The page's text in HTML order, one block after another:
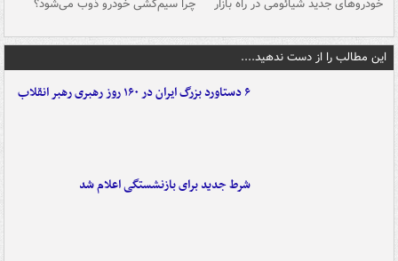
خودروهای جدید شیائومی در راه بازار چرا سیم‌کشی خودرو ذوب می‌شود؟
این مطالب را از دست ندهید....
۶ دستاورد بزرگ ایران در ۱۶۰ روز رهبری رهبر انقلاب
شرط جدید برای بازنشستگی اعلام شد